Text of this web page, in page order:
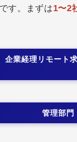
す。まずは1〜2
企業経理リモート
管理部